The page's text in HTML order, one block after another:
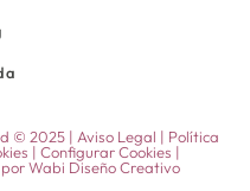
© 2025 | Aviso Legal | Política
| Configurar Cookies |
Wabi Diseño Creativo